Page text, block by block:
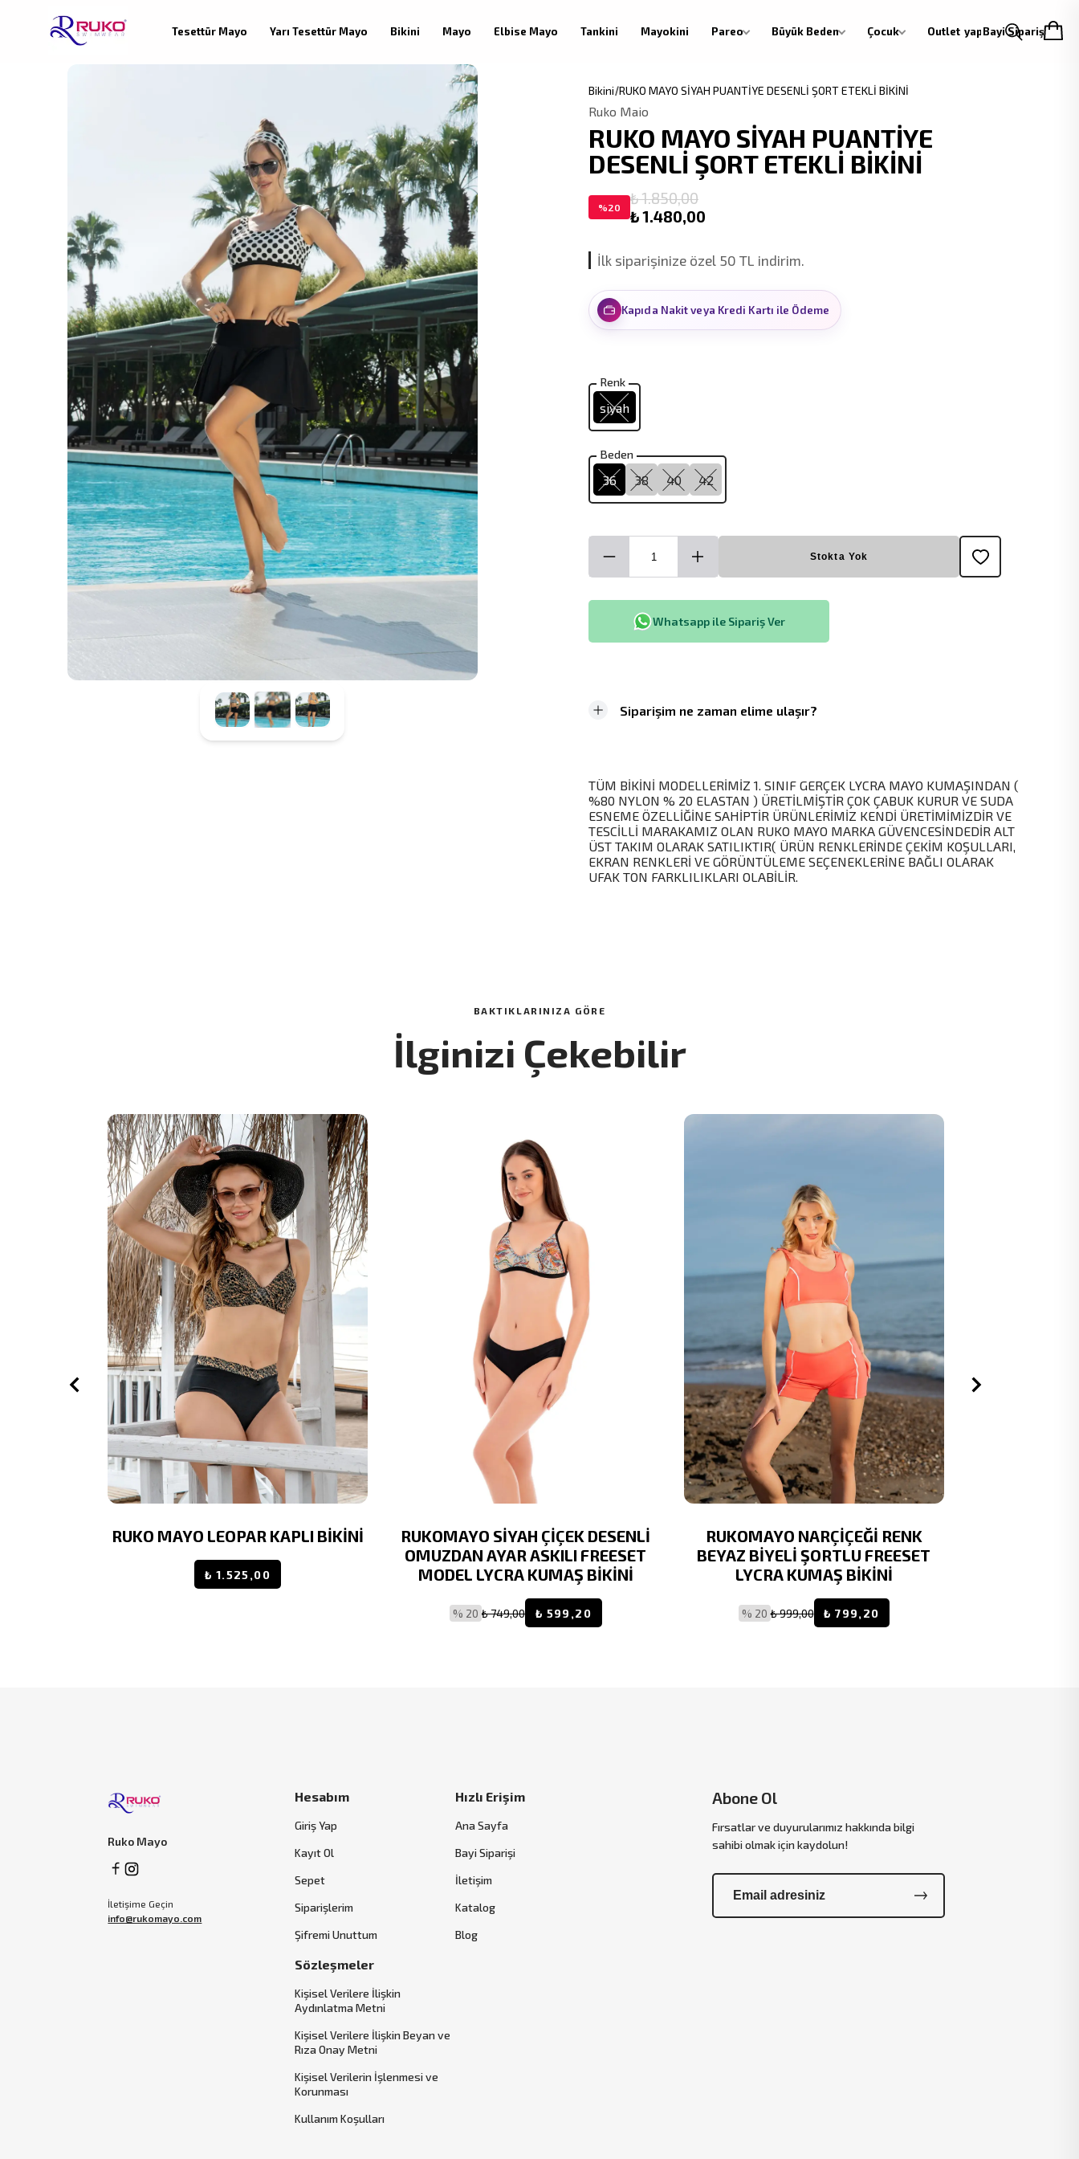
Tesettür Mayo Yarı Tesettür Mayo Bikini Mayo Elbise Mayo Tankini Mayokini Pareo Büyük Beden Çocuk Outlet Bayi Siparişi
Giriş yap
Bikini RUKO MAYO SİYAH PUANTİYE DESENLİ ŞORT ETEKLİ BİKİNİ
Ruko Maio
RUKO MAYO SİYAH PUANTİYE
DESENLİ ŞORT ETEKLİ BİKİNİ
%20
₺ 1.850,00
₺ 1.480,00
İlk siparişinize özel 50 TL indirim.
Kapıda Nakit veya Kredi Kartı ile Ödeme
Renk
siyah
Beden
36 38 40 42
Stokta Yok
Whatsapp ile Sipariş Ver
Siparişim ne zaman elime ulaşır?
TÜM BİKİNİ MODELLERİMİZ 1. SINIF GERÇEK LYCRA MAYO KUMAŞINDAN (
%80 NYLON % 20 ELASTAN ) ÜRETİLMİŞTİR ÇOK ÇABUK KURUR VE SUDA
ESNEME ÖZELLİĞİNE SAHİPTİR ÜRÜNLERİMİZ KENDİ ÜRETİMİMİZDİR VE
TESCİLLİ MARAKAMIZ OLAN RUKO MAYO MARKA GÜVENCESİNDEDİR ALT
ÜST TAKIM OLARAK SATILIKTIR( ÜRÜN RENKLERİNDE ÇEKİM KOŞULLARI,
EKRAN RENKLERİ VE GÖRÜNTÜLEME SEÇENEKLERİNE BAĞLI OLARAK
UFAK TON FARKLILIKLARI OLABİLİR.
BAKTIKLARINIZA GÖRE
İlginizi Çekebilir
RUKO MAYO LEOPAR KAPLI BİKİNİ
₺ 1.525,00
RUKOMAYO SİYAH ÇİÇEK DESENLİ
OMUZDAN AYAR ASKILI FREESET
MODEL LYCRA KUMAŞ BİKİNİ
% 20 ₺ 749,00 ₺ 599,20
RUKOMAYO NARÇİÇEĞİ RENK
BEYAZ BİYELİ ŞORTLU FREESET
LYCRA KUMAŞ BİKİNİ
% 20 ₺ 999,00 ₺ 799,20
Ruko Mayo
İletişime Geçin
info@rukomayo.com
Hesabım
Giriş Yap
Kayıt Ol
Sepet
Siparişlerim
Şifremi Unuttum
Hızlı Erişim
Ana Sayfa
Bayi Siparişi
İletişim
Katalog
Blog
Sözleşmeler
Kişisel Verilere İlişkin
Aydınlatma Metni
Kişisel Verilere İlişkin Beyan ve
Rıza Onay Metni
Kişisel Verilerin İşlenmesi ve
Korunması
Kullanım Koşulları
Abone Ol
Fırsatlar ve duyurularımız hakkında bilgi
sahibi olmak için kaydolun!